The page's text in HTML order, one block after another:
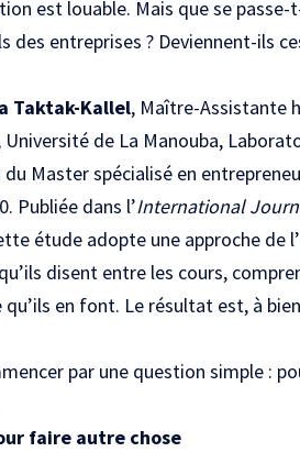
est louable. Mais que se
entreprises ? Deviennent-ils
Taktak-Kallel, Maître-Assistante
de La Manouba,
Master spécialisé en
Publiée dans l’International
étude adopte une approche de
disent entre les cours,
en font. Le résultat est, à
par une question simple :
faire autre chose